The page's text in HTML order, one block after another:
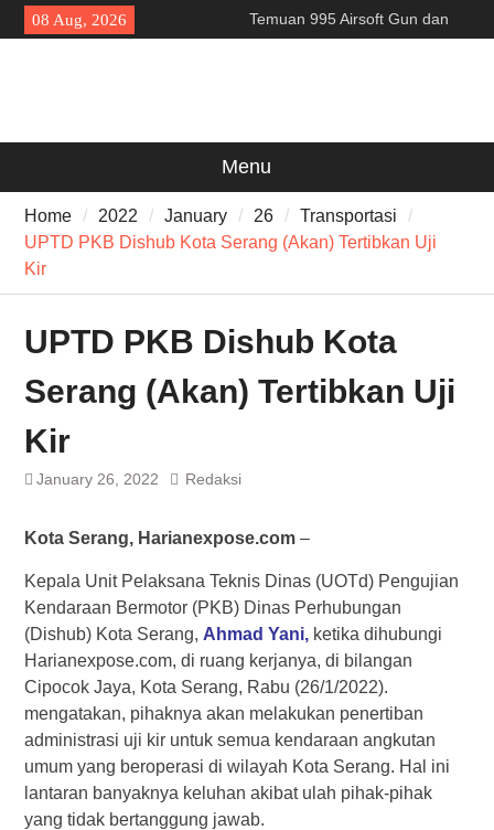
Skip
to
08 Aug, 2026
Temuan 995 Airsoft Gun dan
Narkoba di Sekolah Kebayoran
Masyarakat”
Menu
Home 2022 January 26
Transportasi
UPTD PKB Dishub Kota Serang (Akan) Tertibkan Uji
Kir
UPTD PKB Dishub Kota
Serang (Akan) Tertibkan Uji
Kir
January 26, 2022 Redaksi
Kota Serang, Harianexpose.com–
Kepala Unit Pelaksana Teknis Dinas (UOTd) Pengujian
Kendaraan Bermotor (PKB) Dinas Perhubungan
(Dishub) Kota Serang, Ahmad Yani,ketika dihubungi
Harianexpose.com, di ruang kerjanya, di bilangan
Cipocok Jaya, Kota Serang, Rabu (26/1/2022).
mengatakan, pihaknya akan melakukan penertiban
administrasi uji kir untuk semua kendaraan angkutan
umum yang beroperasi di wilayah Kota Serang. Hal ini
lantaran banyaknya keluhan akibat ulah pihak-pihak
yang tidak bertanggung jawab.